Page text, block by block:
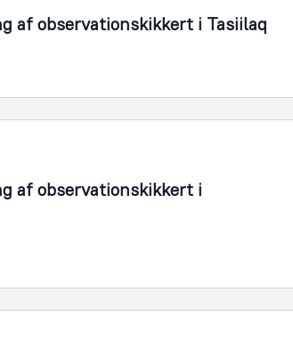
af observationskikkert i Tasiilaq
af observationskikkert i